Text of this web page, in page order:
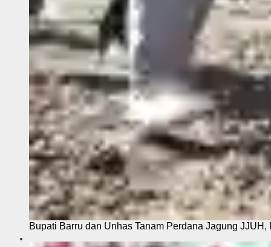
Bupati Barru dan Unhas Tanam Perdana Jagung